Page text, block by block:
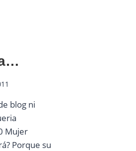
blog ni
Mujer
Porque su